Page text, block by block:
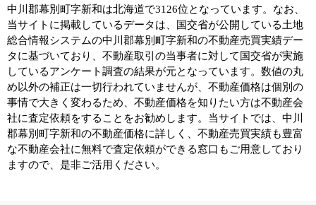
中川郡幕別町字新和は北海道で3126位となっています。なお、
当サイトに掲載しているデータは、国交省が公開している土地
総合情報システムの中川郡幕別町字新和の不動産売買実績デー
タに基づいており、不動産取引の当事者に対して国交省が実施
しているアンケート調査の結果が元となっています。数値の丸
め以外の補正は一切行われていませんが、不動産価格は個別の
事情で大きく変わるため、不動産価格を知りたい方は不動産会
社に査定依頼をすることをお勧めします。当サイトでは、中川
郡幕別町字新和の不動産価格に詳しく、不動産売買実績も豊富
な不動産会社に無料で査定依頼ができる窓口もご用意しており
ますので、是非ご活用ください。